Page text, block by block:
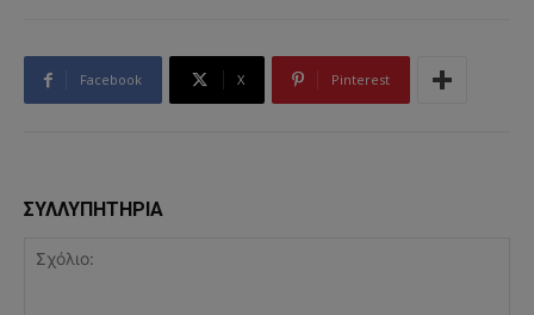
Facebook X Pinterest
ΣΥΛΛΥΠΗΤΗΡΙΑ